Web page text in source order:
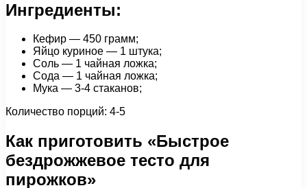
Ингредиенты:
Кефир — 450 грамм;
Яйцо куриное — 1 штука;
Соль — 1 чайная ложка;
Сода — 1 чайная ложка;
Мука — 3-4 стаканов;
Количество порций: 4-5
Как приготовить «Быстрое
бездрожжевое тесто для
пирожков»